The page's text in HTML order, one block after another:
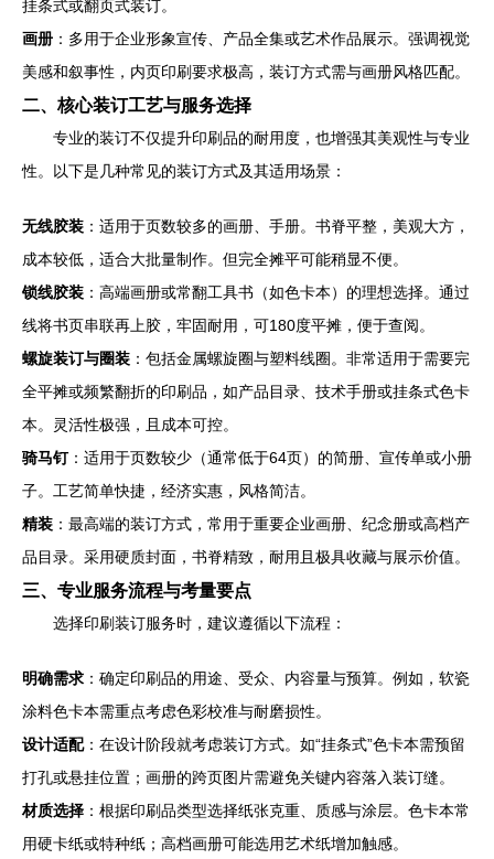
挂条式或翻页式装订。
画册 ：多用于企业形象宣传、产品全集或艺术作品展示。强调视觉
美感和叙事性，内页印刷要求极高，装订方式需与画册风格匹配。
二、核心装订工艺与服务选择
专业的装订不仅提升印刷品的耐用度，也增强其美观性与专业
性。以下是几种常见的装订方式及其适用场景：
无线胶装 ：适用于页数较多的画册、手册。书脊平整，美观大方，
成本较低，适合大批量制作。但完全摊平可能稍显不便。
锁线胶装 ：高端画册或常翻工具书（如色卡本）的理想选择。通过
线将书页串联再上胶，牢固耐用，可180度平摊，便于查阅。
螺旋装订与圈装 ：包括金属螺旋圈与塑料线圈。非常适用于需要完
全平摊或频繁翻折的印刷品，如产品目录、技术手册或挂条式色卡
本。灵活性极强，且成本可控。
骑马钉：适用于页数较少（通常低于64页）的简册、宣传单或小册
子。工艺简单快捷，经济实惠，风格简洁。
精装 ：最高端的装订方式，常用于重要企业画册、纪念册或高档产
品目录。采用硬质封面，书脊精致，耐用且极具收藏与展示价值。
三、专业服务流程与考量要点
选择印刷装订服务时，建议遵循以下流程：
明确需求 ：确定印刷品的用途、受众、内容量与预算。例如，软瓷
涂料色卡本需重点考虑色彩校准与耐磨损性。
设计适配：在设计阶段就考虑装订方式。如“挂条式”色卡本需预留
打孔或悬挂位置；画册的跨页图片需避免关键内容落入装订缝。
材质选择 ：根据印刷品类型选择纸张克重、质感与涂层。色卡本常
用硬卡纸或特种纸；高档画册可能选用艺术纸增加触感。